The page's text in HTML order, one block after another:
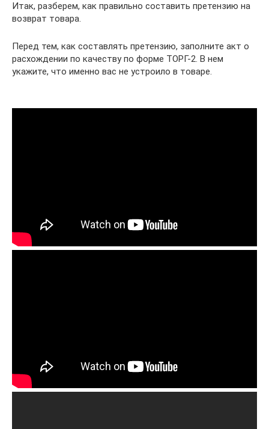
Итак, разберем, как правильно составить претензию на
возврат товара.
Перед тем, как составлять претензию, заполните акт о
расхождении по качеству по форме ТОРГ-2. В нем
укажите, что именно вас не устроило в товаре.